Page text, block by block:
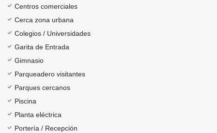
Centros comerciales
Cerca zona urbana
Colegios / Universidades
Garita de Entrada
Gimnasio
Parqueadero visitantes
Parques cercanos
Piscina
Planta eléctrica
Portería / Recepción